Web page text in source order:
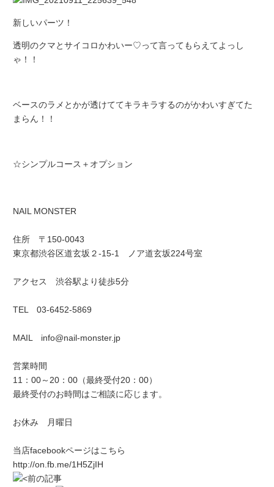
新しいパーツ！
透明のクマとサイコロかわいー♡って言ってもらえてよっし
ゃ！！
ベースのラメとかが透けててキラキラするのがかわいすぎてた
まらん！！
☆シンプルコース＋オプション
NAIL MONSTER
住所 〒150-0043
東京都渋谷区道玄坂２-15-1 ノア道玄坂224号室
アクセス 渋谷駅より徒歩5分
TEL 03-6452-5869
MAIL info@nail-monster.jp
営業時間
11：00～20：00（最終受付20：00）
最終受付のお時間はご相談に応じます。
お休み 月曜日
当店facebookページはこちら
http://on.fb.me/1H5ZjIH
前の記事